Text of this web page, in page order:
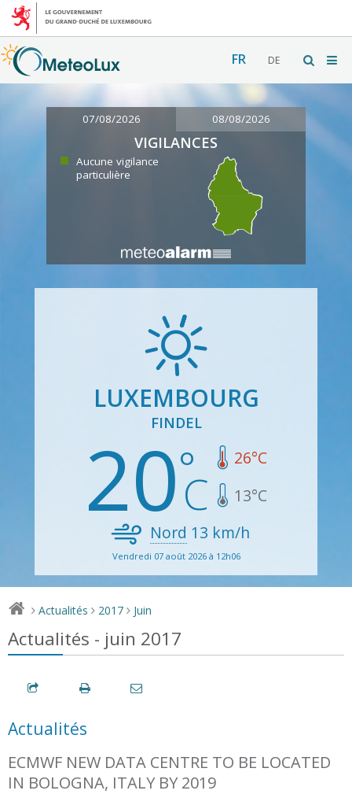
FR DE
07/08/2026 08/08/2026
VIGILANCES
Aucune vigilance
particulière
LUXEMBOURG
FINDEL
20 26°C
13°C
Nord 13 km/h
Vendredi 07 août 2026 à 12h06
> Actualités > 2017 > Juin
Actualités - juin 2017
Actualités
ECMWF NEW DATA CENTRE TO BE LOCATED
IN BOLOGNA, ITALY BY 2019